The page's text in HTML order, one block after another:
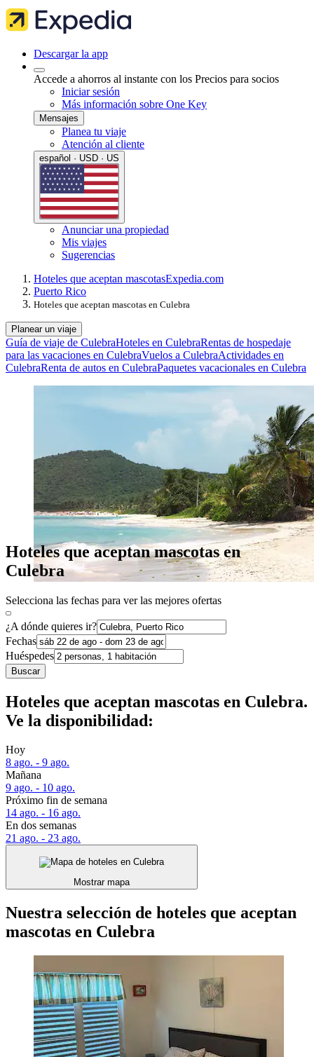
Descargar la app
Accede a ahorros al instante con los Precios para socios
Iniciar sesión
Más información sobre One Key
Mensajes
Planea tu viaje
Atención al cliente
español · USD · US
Anunciar una propiedad
Mis viajes
Sugerencias
Hoteles que aceptan mascotasExpedia.com
Puerto Rico
Hoteles que aceptan mascotas en Culebra
Planear un viaje
Guía de viaje de CulebraHoteles en CulebraRentas de hospedaje
para las vacaciones en CulebraVuelos a CulebraActividades en
CulebraRenta de autos en CulebraPaquetes vacacionales en Culebra
Hoteles que aceptan mascotas en
Culebra
Selecciona las fechas para ver las mejores ofertas
¿A dónde quieres ir?
Fechas
Huéspedes
Buscar
Hoteles que aceptan mascotas en Culebra.
Ve la disponibilidad:
Hoy
8 ago. - 9 ago.
Mañana
9 ago. - 10 ago.
Próximo fin de semana
14 ago. - 16 ago.
En dos semanas
21 ago. - 23 ago.
Mostrar mapa
Nuestra selección de hoteles que aceptan
mascotas en Culebra